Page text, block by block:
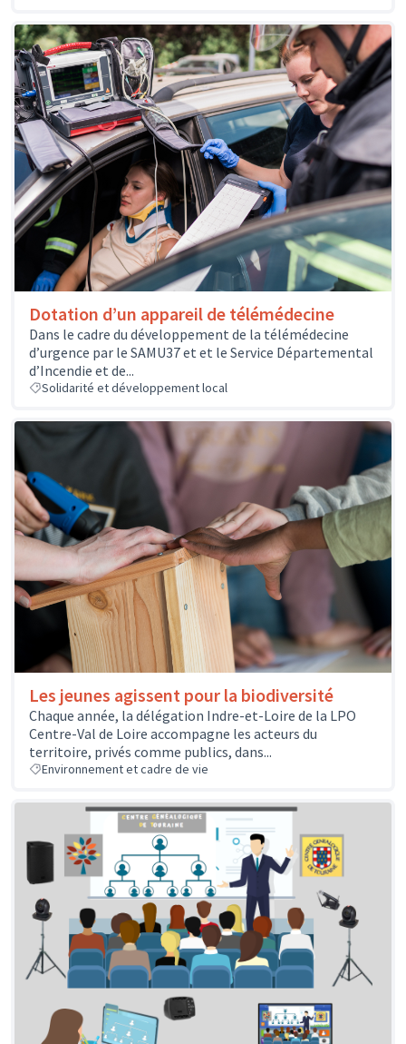
Dotation d’un appareil de télémédecine
Dans le cadre du développement de la télémédecine
d’urgence par le SAMU37 et et le Service Départemental
d’Incendie et de...
Solidarité et développement local
Les jeunes agissent pour la biodiversité
Chaque année, la délégation Indre-et-Loire de la LPO
Centre-Val de Loire accompagne les acteurs du
territoire, privés comme publics, dans...
Environnement et cadre de vie